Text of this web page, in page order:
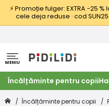
⚡ Promoție fulger: EXTRA −25
cele deja reduse · cod
MENIU
Încălțăminte pentru copii
Încălțăminte pentru copii